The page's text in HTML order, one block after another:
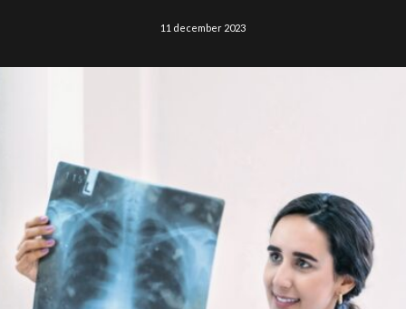
11 december 2023